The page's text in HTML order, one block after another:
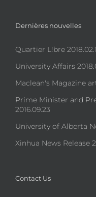
Dernières nouvelles
Quartier L!bre
University Affairs
Maclean's Magazine
Prime Minister and
2016.09.23
University of Alberta
Xinhua News Release
Contact Us